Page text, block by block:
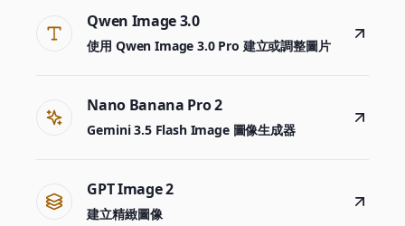
Qwen Image 3.0
使用 Qwen Image 3.0 Pro 建立或調整圖片
Nano Banana Pro 2
Gemini 3.5 Flash Image 圖像生成器
GPT Image 2
建立精緻圖像